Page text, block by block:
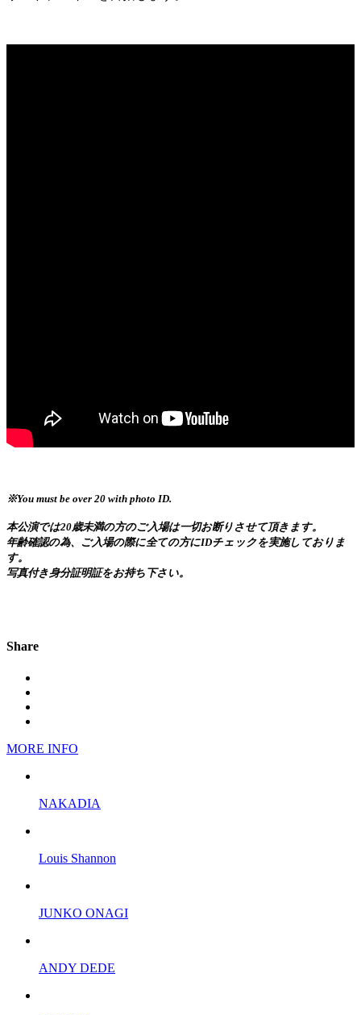
※You must be over 20 with photo ID.
本公演では20歳未満の方のご入場は一切お断りさせて頂きます。
年齢確認の為、ご入場の際に全ての方にIDチェックを実施しておりま
す。
写真付き身分証明証をお持ち下さい。
Share
MORE INFO
NAKADIA
Louis Shannon
JUNKO ONAGI
ANDY DEDE